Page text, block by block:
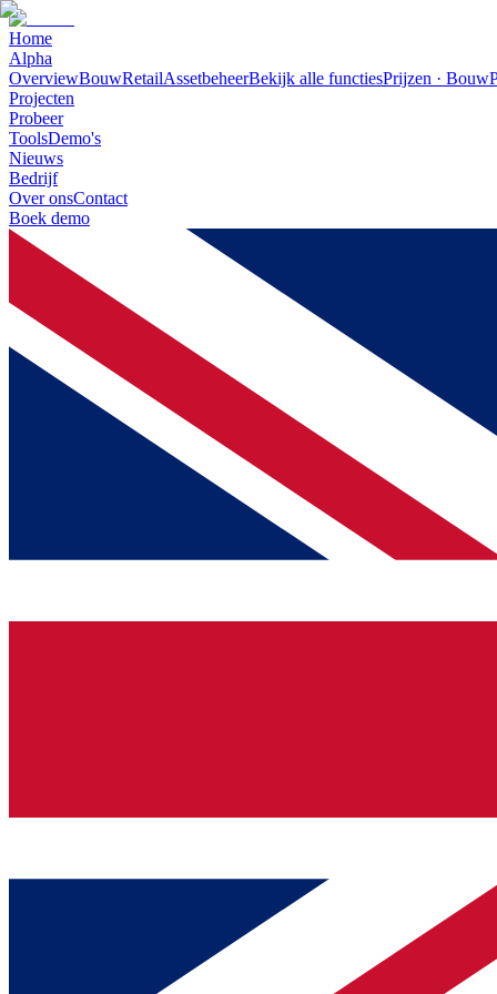
Home
Alpha
OverviewBouwRetailAssetbeheerBekijk alle functiesPrijzen · Bouw
Projecten
Probeer
ToolsDemo's
Nieuws
Bedrijf
Over onsContact
Boek demo